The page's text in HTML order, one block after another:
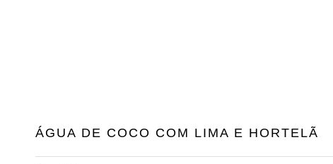
ÁGUA DE COCO COM LIMA E HORTELÃ